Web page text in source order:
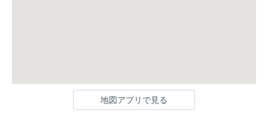
地図アプリで見る